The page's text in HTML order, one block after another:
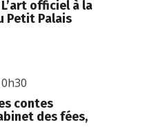
officiel à la
Petit Palais
contes
des fées,